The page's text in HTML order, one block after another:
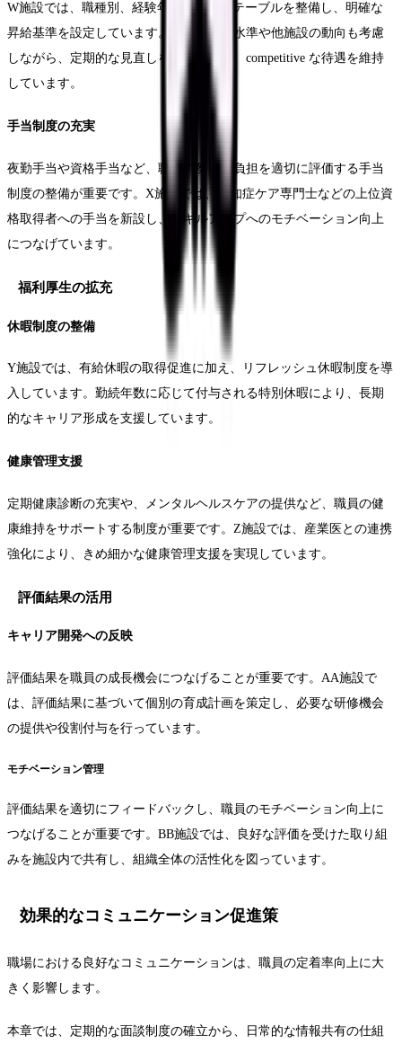
W施設では、職種別、経験年数別の給与テーブルを整備し、明確な
昇給基準を設定しています。地域の給与水準や他施設の動向も考慮
しながら、定期的な見直しを行うことで、competitive な待遇を維持
しています。
手当制度の充実
夜勤手当や資格手当など、職員の努力や負担を適切に評価する手当
制度の整備が重要です。X施設では、認知症ケア専門士などの上位資
格取得者への手当を新設し、スキルアップへのモチベーション向上
につなげています。
福利厚生の拡充
休暇制度の整備
Y施設では、有給休暇の取得促進に加え、リフレッシュ休暇制度を導
入しています。勤続年数に応じて付与される特別休暇により、長期
的なキャリア形成を支援しています。
健康管理支援
定期健康診断の充実や、メンタルヘルスケアの提供など、職員の健
康維持をサポートする制度が重要です。Z施設では、産業医との連携
強化により、きめ細かな健康管理支援を実現しています。
評価結果の活用
キャリア開発への反映
評価結果を職員の成長機会につなげることが重要です。AA施設で
は、評価結果に基づいて個別の育成計画を策定し、必要な研修機会
の提供や役割付与を行っています。
モチベーション管理
評価結果を適切にフィードバックし、職員のモチベーション向上に
つなげることが重要です。BB施設では、良好な評価を受けた取り組
みを施設内で共有し、組織全体の活性化を図っています。
効果的なコミュニケーション促進策
職場における良好なコミュニケーションは、職員の定着率向上に大
きく影響します。
本章では、定期的な面談制度の確立から、日常的な情報共有の仕組